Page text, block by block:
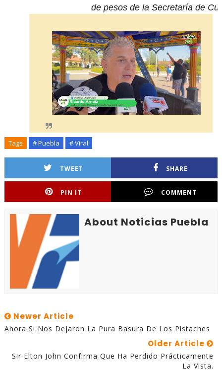
de pesos de la Secretaría de
Tags # Puebla # Viral
TWEET SHARE
PIN IT COMMENT
About Noticias Puebla
Newer Article
Ahora Si Nos Dejaron La Pura Basura De Los Pistaches
Older Article
Sir Elton John Confirma Que Ha Perdido Prácticamente
La Vista.